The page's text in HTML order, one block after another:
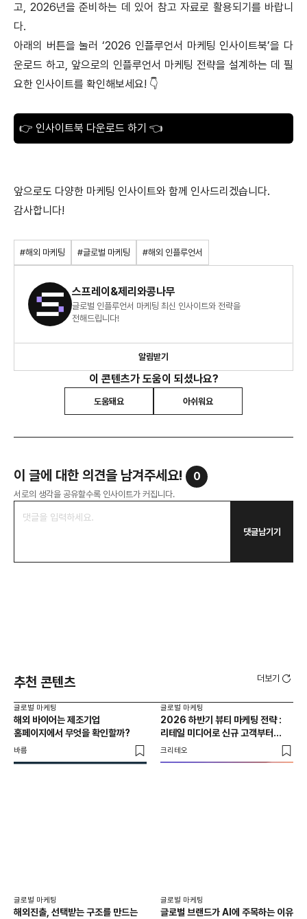
고, 2026년을 준비하는 데 있어 참고 자료로 활용되기를 바랍니
다.
아래의 버튼을 눌러 ‘2026 인플루언서 마케팅 인사이트북’을 다
운로드 하고, 앞으로의 인플루언서 마케팅 전략을 설계하는 데 필
요한 인사이트를 확인해보세요! 👇
👉 인사이트북 다운로드 하기 👈
앞으로도 다양한 마케팅 인사이트와 함께 인사드리겠습니다.
감사합니다!
#해외 마케팅 #글로벌 마케팅 #해외 인플루언서
스프레이&제리와콩나무
글로벌 인플루언서 마케팅 최신 인사이트와 전략을
전해드립니다!
알림받기
이 콘텐츠가 도움이 되셨나요?
도움돼요 아쉬워요
이 글에 대한 의견을 남겨주세요! 0
서로의 생각을 공유할수록 인사이트가 커집니다.
댓글남기기
추천 콘텐츠 더보기
글로벌 마케팅
해외 바이어는 제조기업
홈페이지에서 무엇을 확인할까?
바름
글로벌 마케팅
2026 하반기 뷰티 마케팅 전략 :
리테일 미디어로 신규 고객부터
재구매까지
크리테오
글로벌 마케팅
해외진출, 선택받는 구조를 만드는
글로벌 마케팅
글로벌 브랜드가 AI에 주목하는 이유